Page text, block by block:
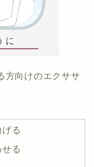
方向けのエクササ
る
る